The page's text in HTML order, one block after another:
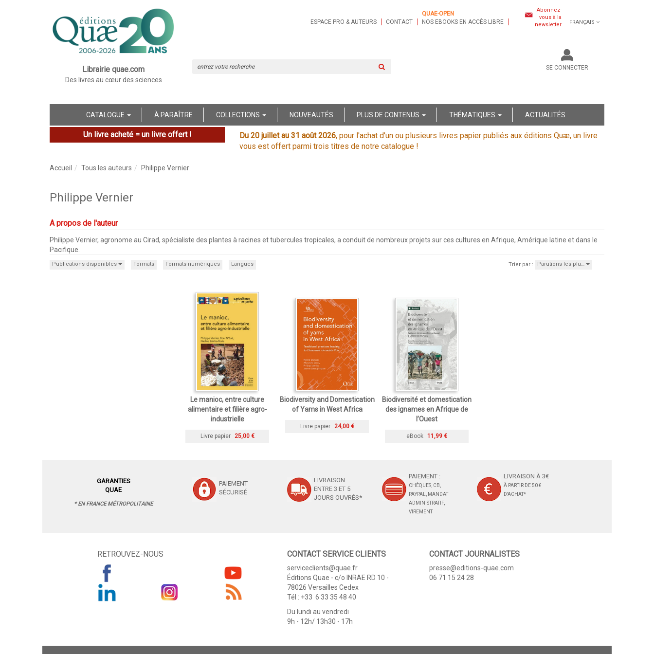
Librairie quae.com
Des livres au cœur des sciences
ESPACE PRO & AUTEURS CONTACT
QUAE-OPEN
NOS EBOOKS EN ACCÈS LIBRE
Abonnez-
vous à la
newsletter
FRANÇAIS
SE CONNECTER
CATALOGUE À PARAÎTRE COLLECTIONS NOUVEAUTÉS PLUS DE CONTENUS THÉMATIQUES ACTUALITÉS
Un livre acheté = un livre offert ! Du 20 juillet au 31 août 2026, pour l'achat d'un ou plusieurs livres papier publiés aux éditions Quæ, un livre
vous est offert parmi trois titres de notre catalogue !
Accueil Tous les auteurs Philippe Vernier
Philippe Vernier
A propos de l'auteur
Philippe Vernier, agronome au Cirad, spécialiste des plantes à racines et tubercules tropicales, a conduit de nombreux projets sur ces cultures en Afrique, Amérique latine et dans le
Pacifique.
Publications disponibles Formats Formats numériques Langues Trier par : Parutions les plu…
Le manioc, entre culture
alimentaire et filière agro-
industrielle
Livre papier 25,00 €
Biodiversity and Domestication
of Yams in West Africa
Livre papier 24,00 €
Biodiversité et domestication
des ignames en Afrique de
l’Ouest
eBook 11,99 €
GARANTIES
QUAE
* EN FRANCE MÉTROPOLITAINE
PAIEMENT
SÉCURISÉ
LIVRAISON
ENTRE 3 ET 5
JOURS OUVRÉS*
PAIEMENT :
CHÈQUES, CB,
PAYPAL, MANDAT
ADMINISTRATIF,
VIREMENT
LIVRAISON À 3€
À PARTIR DE 50 €
D'ACHAT*
RETROUVEZ-NOUS CONTACT SERVICE CLIENTS
serviceclients@quae.fr
Éditions Quae - c/o INRAE RD 10 -
78026 Versailles Cedex
Tél : +33 6 33 35 48 40
Du lundi au vendredi
9h - 12h/ 13h30 - 17h
CONTACT JOURNALISTES
presse@editions-quae.com
06 71 15 24 28